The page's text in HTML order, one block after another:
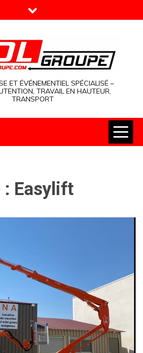
ET ÉVÉNEMENTIEL SPÉCIALISÉ –
TRAVAIL EN HAUTEUR,
TRANSPORT
: Easylift